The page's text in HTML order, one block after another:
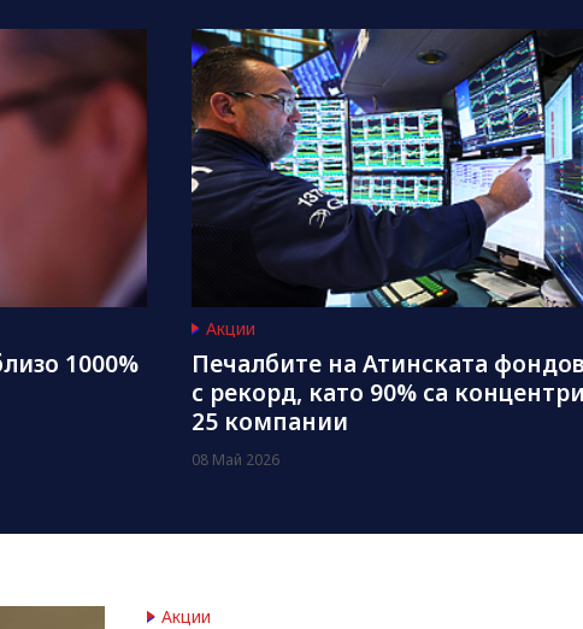
1000%
Акции
Печалбите на Атинската
с рекорд, като 90% са
25 компании
08 Май 2026
Акции